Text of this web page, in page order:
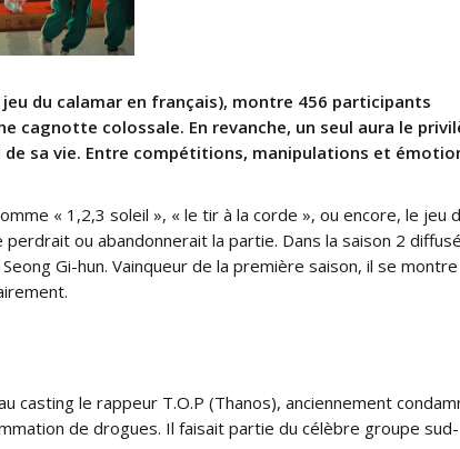
jeu du calamar en français), montre 456 participants
cagnotte colossale. En revanche, un seul aura le
sa vie. Entre compétitions, manipulations et
« 1,2,3 soleil », « le tir à la corde », ou encore, le jeu
ou abandonnerait la partie. Dans la saison 2
Gi-hun. Vainqueur de la première saison, il se montre
casting le rappeur T.O.P (Thanos), anciennement
de drogues. Il faisait partie du célèbre groupe sud-